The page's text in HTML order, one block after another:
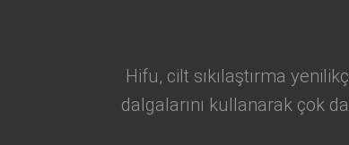
Hifu, cilt sıkılaştırma
dalgalarını kullanarak çok